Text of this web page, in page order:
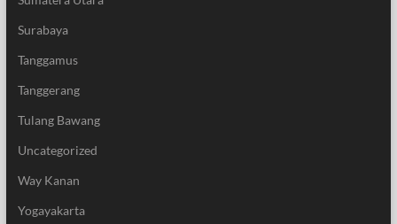
Surabaya
Tanggamus
Tanggerang
Tulang Bawang
Uncategorized
Way Kanan
Yogayakarta